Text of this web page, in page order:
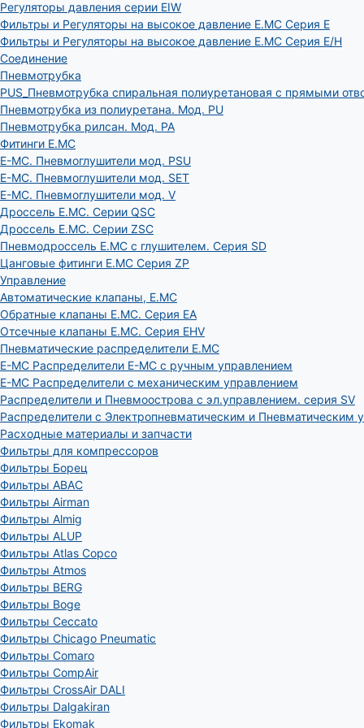
Регуляторы давления серии EIW
Фильтры и Регуляторы на высокое давление E.MC Серия E
Фильтры и Регуляторы на высокое давление E.MC Серия E/H
Соединение
Пневмотрубка
PUS_Пневмотрубка спиральная полиуретановая с прямыми
Пневмотрубка из полиуретана. Мод. РU
Пневмотрубка рилсан. Мод. PA
Фитинги E.MC
E-MC. Пневмоглушители мод. PSU
E-MC. Пневмоглушители мод. SET
E-MC. Пневмоглушители мод. V
Дроссель E.MC. Серии QSC
Дроссель E.MC. Серии ZSC
Пневмодроссель E.MC с глушителем. Серия SD
Цанговые фитинги E.MC Серия ZP
Управление
Автоматические клапаны, Е.МС
Обратные клапаны E.MC. Серия EA
Отсечные клапаны E.MC. Серия EHV
Пневматические распределители E.MC
E-MC Распределители E-MC с ручным управлением
E-MC Распределители с механическим управлением
Распределители и Пневмоострова с эл.управлением. серия SV
Распределители с Электропневматическим и Пневматическим
Расходные материалы и запчасти
Фильтры для компрессоров
Фильтры Борец
Фильтры ABAC
Фильтры Airman
Фильтры Almig
Фильтры ALUP
Фильтры Atlas Copco
Фильтры Atmos
Фильтры BERG
Фильтры Boge
Фильтры Ceccato
Фильтры Chicago Pneumatic
Фильтры Comaro
Фильтры CompAir
Фильтры CrossAir DALI
Фильтры Dalgakiran
Фильтры Ekomak